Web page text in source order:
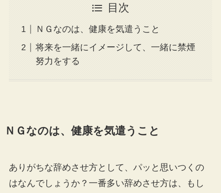
目次
ＮＧなのは、健康を気遣うこと
将来を一緒にイメージして、一緒に禁煙
努力をする
ＮＧなのは、健康を気遣うこと
ありがちな辞めさせ方として、パッと思いつくの
はなんでしょうか？一番多い辞めさせ方は、もし